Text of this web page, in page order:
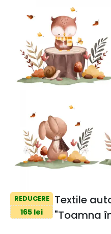
REDUCERE
165 lei
Textile
"Toamna